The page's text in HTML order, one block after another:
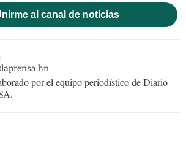
al canal de noticias
por el equipo periodístico de Diario